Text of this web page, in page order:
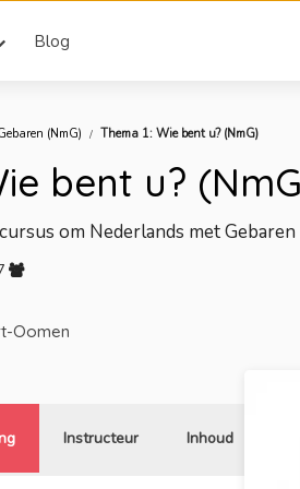
Blog
(NmG) Thema 1: Wie bent u? (NmG)
bent u?
om Nederlands met
Oomen
Instructeur Inhoud